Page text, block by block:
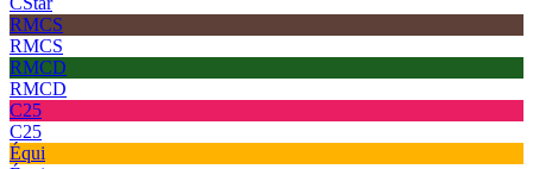
RMCS
RMCS
RMCD
RMCD
C25
C25
Équi